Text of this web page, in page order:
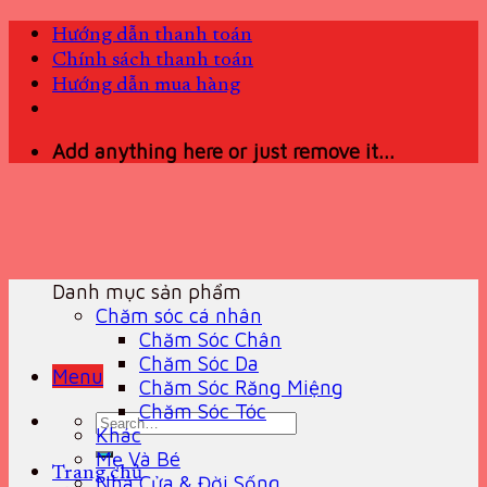
Skip
content
Hướng dẫn thanh toán
Chính sách thanh toán
Hướng dẫn mua hàng
Add anything here or just remove it...
Menu
Search
for:
Trang chủ
Danh mục sản phẩm
Chăm sóc cá nhân
Chăm Sóc Chân
Chăm Sóc Da
Chăm Sóc Răng Miệng
Chăm Sóc Tóc
Khác
Mẹ Và Bé